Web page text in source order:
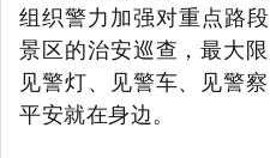
组织警力加强对重点路
景区的治安巡查，最大
见警灯、见警车、见警
平安就在身边。